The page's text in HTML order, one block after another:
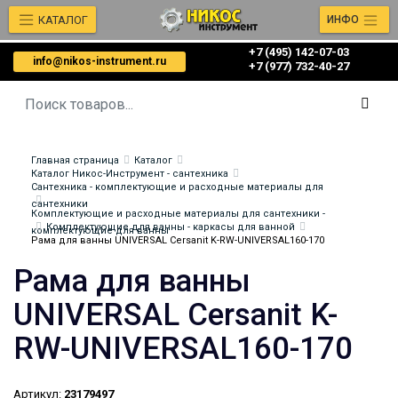
info@nikos-instrument.ru
+7 (495) 142-07-03
‎‎+7 (977) 732-40-27
КАТАЛОГ ИНФО
Главная страница
Каталог
Каталог Никос-Инструмент - сантехника
Сантехника - комплектующие и расходные материалы для
сантехники
Комплектующие и расходные материалы для сантехники -
комплектующие для ванны
Комплектующие для ванны - каркасы для ванной
Рама для ванны UNIVERSAL Cersanit K-RW-UNIVERSAL160-170
Рама для ванны
UNIVERSAL Cersanit K-
RW-UNIVERSAL160-170
Артикул: 23179497